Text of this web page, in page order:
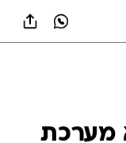
מערכת